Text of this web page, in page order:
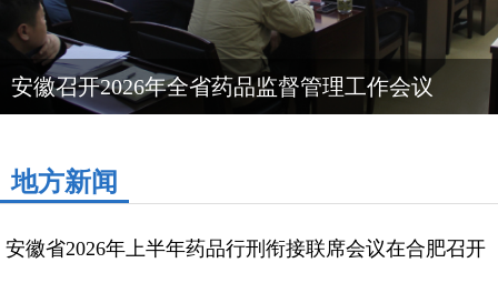
安徽召开2026年全省药品监督管理工作会议
地方新闻
安徽省2026年上半年药品行刑衔接联席会议在合肥召开